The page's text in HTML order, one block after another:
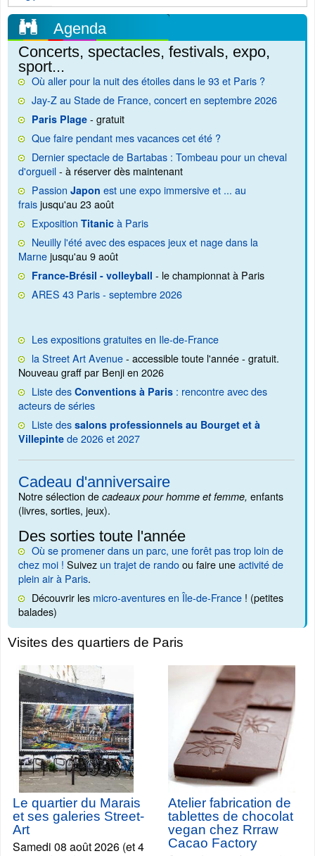
Agenda
Concerts, spectacles, festivals, expo,
sport...
Où aller pour la nuit des étoiles dans le 93 et Paris ?
Jay-Z au Stade de France, concert en septembre 2026
Paris Plage - gratuit
Que faire pendant mes vacances cet été ?
Dernier spectacle de Bartabas : Tombeau pour un cheval
d'orgueil- à réserver dès maintenant
Passion Japon est une expo immersive et ... au
fraisjusqu'au 23 août
Exposition Titanic à Paris
Neuilly l'été avec des espaces jeux et nage dans la
Marnejusqu'au 9 août
France-Brésil - volleyball - le championnat à Paris
ARES 43 Paris - septembre 2026
Les expositions gratuites en Ile-de-France
la Street Art Avenue- accessible toute l'année - gratuit.
Nouveau graff par Benji en 2026
Liste des Conventions à Paris : rencontre avec des
acteurs de séries
Liste des salons professionnels au Bourget et à
Villepinte de 2026 et 2027
Cadeau d'anniversaire
Notre sélection de cadeaux pour homme et femme, enfants
(livres, sorties, jeux).
Des sorties toute l'année
Où se promener dans un parc, une forêt pas trop loin de
chez moi ! Suivez un trajet de randoou faire uneactivité de
plein air à Paris.
Découvrir les micro-aventures en Île-de-France ! (petites
balades)
Visites des quartiers de Paris
Le quartier du Marais
et ses galeries Street-
Art
Samedi 08 août 2026 (et 4
Atelier fabrication de
tablettes de chocolat
vegan chez Rrraw
Cacao Factory